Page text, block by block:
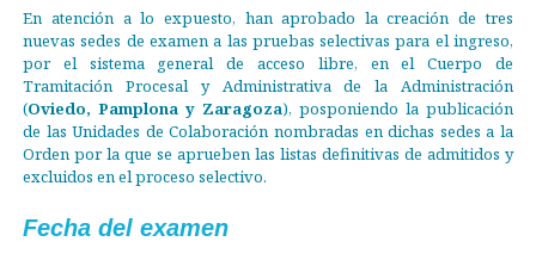
En atención a lo expuesto, han aprobado la creación de tres
nuevas sedes de examen a las pruebas selectivas para el ingreso,
por el sistema general de acceso libre, en el Cuerpo de
Tramitación Procesal y Administrativa de la Administración
(Oviedo, Pamplona y Zaragoza), posponiendo la publicación
de las Unidades de Colaboración nombradas en dichas sedes a la
Orden por la que se aprueben las listas definitivas de admitidos y
excluidos en el proceso selectivo.
Fecha del examen